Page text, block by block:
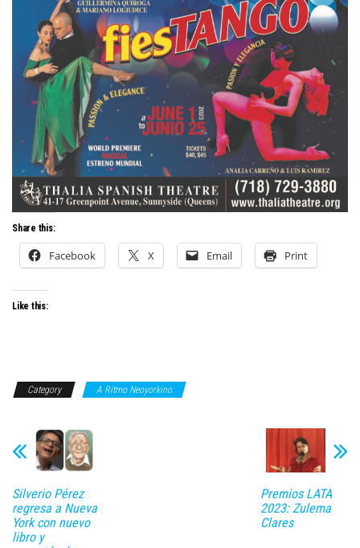
Share this:
Facebook X Email Print
Like this:
Category A Ritmo Neoyorkino
Silverio Pérez
regresa a Nueva
York con nuevo
libro y
Premios LATA
2023: Zulema
Clares